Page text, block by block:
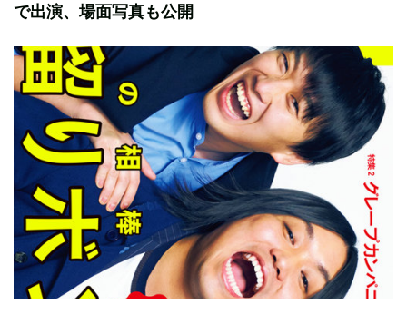
で出演、場面写真も公開